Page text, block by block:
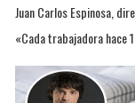
Juan Carlos Espinosa,
«Cada trabajadora hace